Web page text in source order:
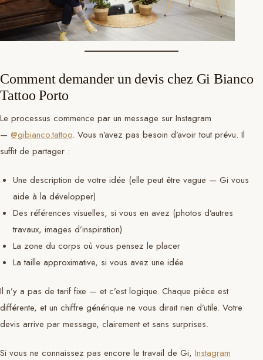
Comment demander un devis chez Gi Bianco
Tattoo Porto
Le processus commence par un message sur Instagram
— @gibianco.tattoo. Vous n’avez pas besoin d’avoir tout prévu. Il
suffit de partager :
Une description de votre idée (elle peut être vague — Gi vous
aide à la développer)
Des références visuelles, si vous en avez (photos d’autres
travaux, images d’inspiration)
La zone du corps où vous pensez le placer
La taille approximative, si vous avez une idée
Il n’y a pas de tarif fixe — et c’est logique. Chaque pièce est
différente, et un chiffre générique ne vous dirait rien d’utile. Votre
devis arrive par message, clairement et sans surprises.
Si vous ne connaissez pas encore le travail de Gi, Instagram